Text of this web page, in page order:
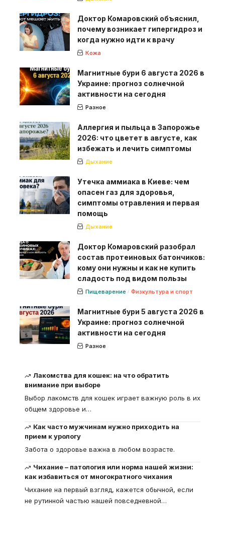
Доктор Комаровский объяснил,
почему возникает гипергидроз и
когда нужно идти к врачу
Кожа
Магнитные бури 6 августа 2026 в
Украине: прогноз солнечной
активности на сегодня
Разное
Аллергия и пыльца в Запорожье
2026: что цветет в августе, как
избежать и лечить симптомы
Дыхание
Утечка аммиака в Киеве: чем
опасен газ для здоровья,
симптомы отравления и первая
помощь
Дыхание
Доктор Комаровский разобрал
состав протеиновых батончиков:
кому они нужны и как не купить
сладость под видом пользы
Пищеварение Физкультура и спорт
Магнитные бури 5 августа 2026 в
Украине: прогноз солнечной
активности на сегодня
Разное
Лакомства для кошек: на что обратить
внимание при выборе
Выбор лакомств для кошек играет важную роль в их
общем здоровье и…
Как часто мужчинам нужно приходить на
прием к урологу
Забота о здоровье важна в любом возрасте.
Чихание – патология или норма нашей жизни:
как избавиться от многократного чихания
Чихание на первый взгляд, кажется обычной, если
не рутинной частью нашей повседневной…